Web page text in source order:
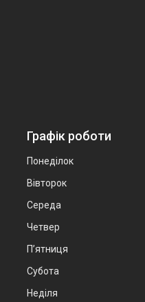
Графік роботи
Понеділок
Вівторок
Середа
Четвер
Пʼятниця
Субота
Неділя